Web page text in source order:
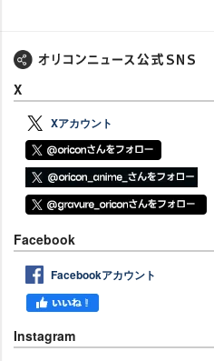
X
Xアカウント
Facebook
Facebookアカウント
Instagram